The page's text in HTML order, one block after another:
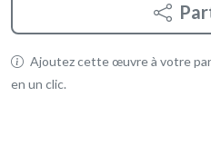
Ajoutez cette œuvre à votre
en un clic.